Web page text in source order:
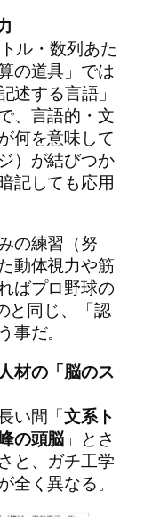
ル・数列あた
の道具」では
述する言語」
、言語的・文
何を意味して
）が結びつか
記しても応用
の練習（努
動体視力や筋
ばプロ野球の
と同じ、「認
だ。
材の「脳のス
い間「文系ト
の頭脳 」とさ
と、ガチ工学
全く異なる。